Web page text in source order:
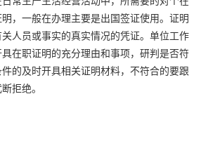
，一般在办理主要是出国签证使用。证明
人员或事实的真实情况的凭证。单位工作
在职证明的充分理由和事项，研判是否符
的及时开具相关证明材料，不符合的要跟
拒绝。